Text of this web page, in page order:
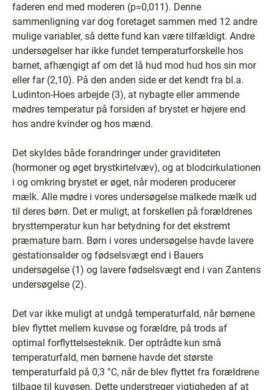
faderen end med moderen (p=0,011). Denne
sammenligning var dog foretaget sammen med 12 andre
mulige variabler, så dette fund kan være tilfældigt. Andre
undersøgelser har ikke fundet temperaturforskelle hos
barnet, afhængigt af om det lå hud mod hud hos sin mor
eller far (2,10). På den anden side er det kendt fra bl.a.
Ludinton-Hoes arbejde (3), at nybagte eller ammende
mødres temperatur på forsiden af brystet er højere end
hos andre kvinder og hos mænd.
Det skyldes både forandringer under graviditeten
(hormoner og øget brystkirtelvæv), og at blodcirkulationen
i og omkring brystet er øget, når moderen producerer
mælk. Alle mødre i vores undersøgelse malkede mælk ud
til deres børn. Det er muligt, at forskellen på forældrenes
brysttemperatur kun har betydning for det ekstremt
præmature barn. Børn i vores undersøgelse havde lavere
gestationsalder og fødselsvægt end i Bauers
undersøgelse (1) og lavere fødselsvægt end i van Zantens
undersøgelse (2).
Det var ikke muligt at undgå temperaturfald, når børnene
blev flyttet mellem kuvøse og forældre, på trods af
optimal forflyttelsesteknik. Der optrådte kun små
temperaturfald, men børnene havde det største
temperaturfald på 0,3 °C, når de blev flyttet fra forældrene
tilbage til kuvøsen. Dette understreger vigtigheden af at